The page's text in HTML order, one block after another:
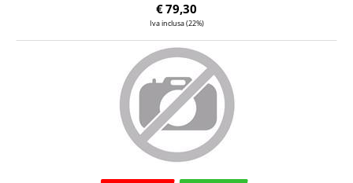
€79,30
Iva inclusa (22%)